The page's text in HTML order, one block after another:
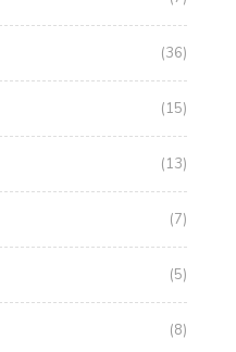
(36)
(15)
(13)
(7)
(5)
(8)